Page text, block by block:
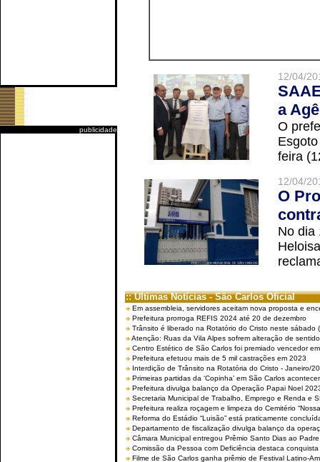
publicidade
12/04/
a
O
feira
12/04/
O
No dia
:: Últimas Notícias - São Carlos Oficial
Em assembleia, servidores aceitam nova proposta e
Prefeitura prorroga REFIS 2024 até 20 de dezembro
Trânsito é liberado na Rotatório do Cristo neste sábado
Atenção: Ruas da Vila Alpes sofrem alteração de
Centro Estético de São Carlos foi premiado vencedor
Prefeitura efetuou mais de 5 mil castrações em 2023
Interdição de Trânsito na Rotatória do Cristo - Janeiro/
Primeiras partidas da ‘Copinha’ em São Carlos
Prefeitura divulga balanço da Operação Papai Noel
Secretaria Municipal de Trabalho, Emprego e Renda e
Prefeitura realiza roçagem e limpeza do Cemitério
Reforma do Estádio “Luisão” está praticamente
Departamento de fiscalização divulga balanço da
Câmara Municipal entregou Prêmio Santo Dias ao
Comissão da Pessoa com Deficiência destaca
Filme de São Carlos ganha prêmio de Festival Latino-